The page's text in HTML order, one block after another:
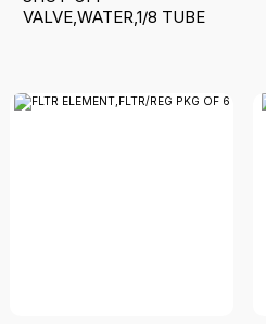
VALVE,WATER,1/8 TUBE